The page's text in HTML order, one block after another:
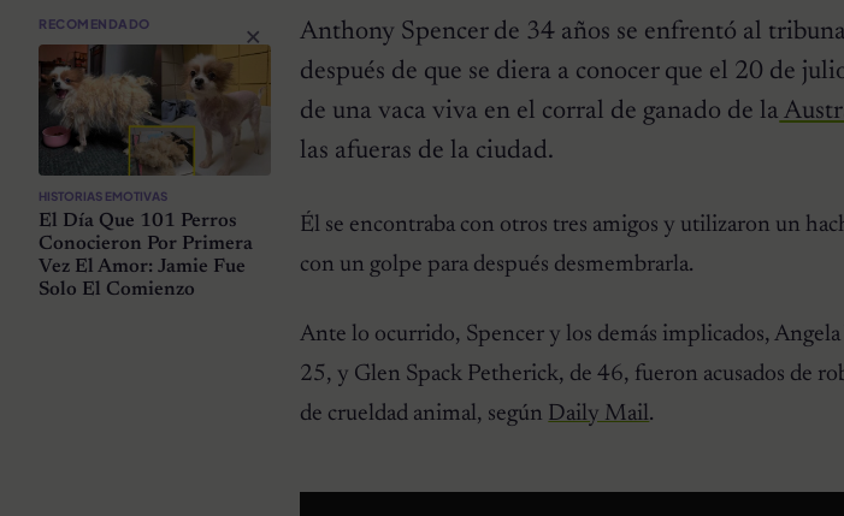
×
RECOMENDADO
HISTORIAS EMOTIVAS
El Día Que 101 Perros
Conocieron Por Primera
Vez El Amor: Jamie Fue
Solo El Comienzo
Anthony Spencer de 34 años se enfrentó al
después de que se diera a conocer que el 20 de
de una vaca viva en el corral de ganado de la
las afueras de la ciudad.
Él se encontraba con otros tres amigos y utilizaron un
con un golpe para después desmembrarla.
Ante lo ocurrido, Spencer y los demás implicados,
25, y Glen Spack Petherick, de 46, fueron acusados de
de crueldad animal, según Daily Mail.